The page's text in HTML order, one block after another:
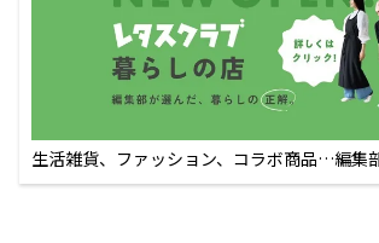
生活雑貨、ファッション、コラボ商品…編集
えるECサイト